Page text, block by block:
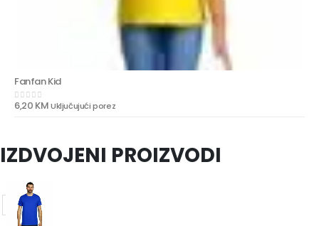
Fanfan Kid
0out of 5
6,20 KMUključujući porez
IZDVOJENI PROIZVODI